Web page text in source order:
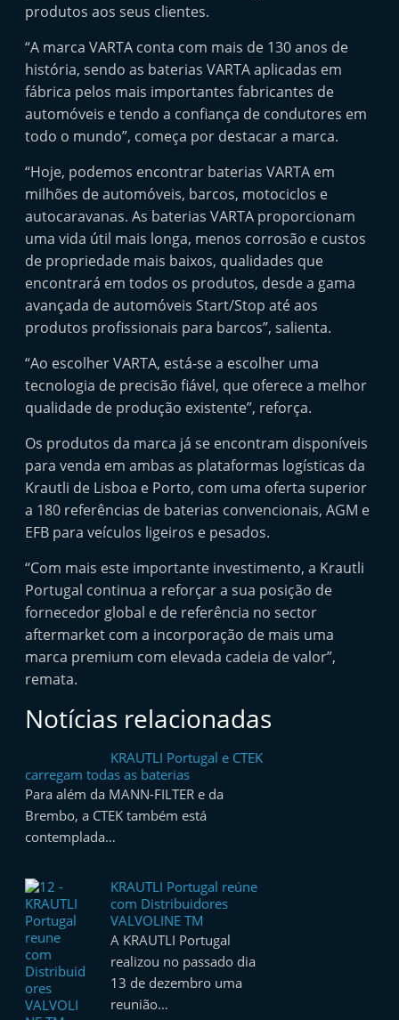
d
n
e
d
A
f
e
r
m
a
r
k
e
A
u
t
o
ó
v
e
l
m
P
o
r
t
a
l
produtos aos seus clientes.
“A marca VARTA conta com mais de 130 anos de
história, sendo as baterias VARTA aplicadas em
fábrica pelos mais importantes fabricantes de
automóveis e tendo a confiança de condutores em
todo o mundo”, começa por destacar a marca.
“Hoje, podemos encontrar baterias VARTA em
milhões de automóveis, barcos, motociclos e
autocaravanas. As baterias VARTA proporcionam
uma vida útil mais longa, menos corrosão e custos
de propriedade mais baixos, qualidades que
encontrará em todos os produtos, desde a gama
avançada de automóveis Start/Stop até aos
produtos profissionais para barcos”, salienta.
“Ao escolher VARTA, está-se a escolher uma
tecnologia de precisão fiável, que oferece a melhor
qualidade de produção existente”, reforça.
Os produtos da marca já se encontram disponíveis
para venda em ambas as plataformas logísticas da
Krautli de Lisboa e Porto, com uma oferta superior
a 180 referências de baterias convencionais, AGM e
EFB para veículos ligeiros e pesados.
“Com mais este importante investimento, a Krautli
Portugal continua a reforçar a sua posição de
fornecedor global e de referência no sector
aftermarket com a incorporação de mais uma
marca premium com elevada cadeia de valor”,
remata.
Notícias relacionadas
KRAUTLI Portugal e CTEK
carregam todas as baterias
Para além da MANN-FILTER e da
Brembo, a CTEK também está
contemplada…
KRAUTLI Portugal reúne
com Distribuidores
VALVOLINE TM
A KRAUTLI Portugal
realizou no passado dia
13 de dezembro uma
reunião…